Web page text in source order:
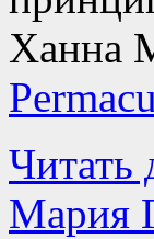
Ханна
Читать
Мария